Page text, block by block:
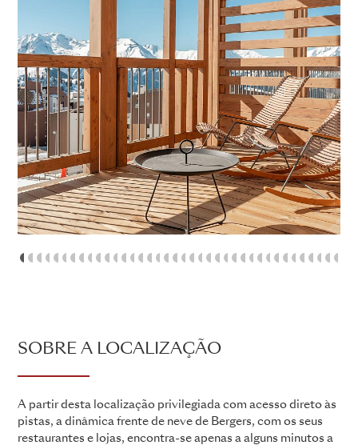
1 2 3 4 5 6 7 8 9 1011 121314151617181920212223242526272829303132
SOBRE A LOCALIZAÇÃO
A partir desta localização privilegiada com acesso direto às
pistas, a dinâmica frente de neve de Bergers, com os seus
restaurantes e lojas, encontra-se apenas a alguns minutos a